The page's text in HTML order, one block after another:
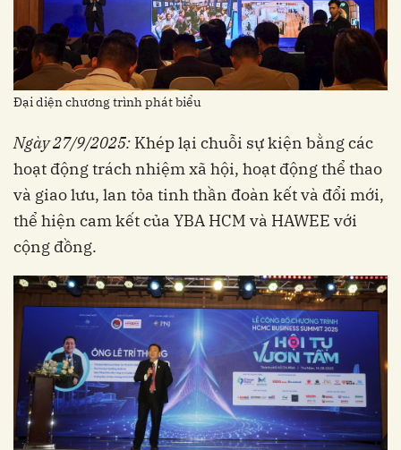
Đại diện chương trình phát biểu
Ngày 27/9/2025: Khép lại chuỗi sự kiện bằng các
hoạt động trách nhiệm xã hội, hoạt động thể thao
và giao lưu, lan tỏa tinh thần đoàn kết và đổi mới,
thể hiện cam kết của YBA HCM và HAWEE với
cộng đồng.